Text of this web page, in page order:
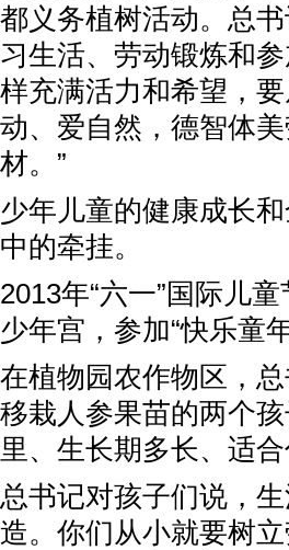
都义务植树活动。总
习生活、劳动锻炼和
样充满活力和希望，
动、爱自然，德智体
材。”
少年儿童的健康成长
中的牵挂。
2013年“六一”国际儿
少年宫，参加“快乐童
在植物园农作物区，
移栽人参果苗的两个
里、生长期多长、适
总书记对孩子们说，
造。你们从小就要树